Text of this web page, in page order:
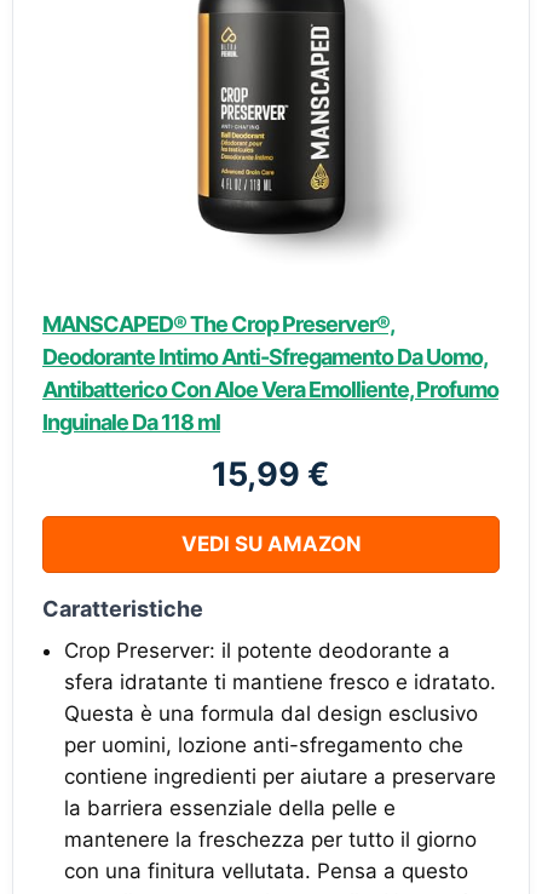
MANSCAPED® The Crop Preserver®,
Deodorante Intimo Anti-Sfregamento Da Uomo,
Antibatterico Con Aloe Vera Emolliente, Profumo
Inguinale Da 118 ml
15,99 €
VEDI SU AMAZON
Caratteristiche
Crop Preserver: il potente deodorante a
sfera idratante ti mantiene fresco e idratato.
Questa è una formula dal design esclusivo
per uomini, lozione anti-sfregamento che
contiene ingredienti per aiutare a preservare
la barriera essenziale della pelle e
mantenere la freschezza per tutto il giorno
con una finitura vellutata. Pensa a questo